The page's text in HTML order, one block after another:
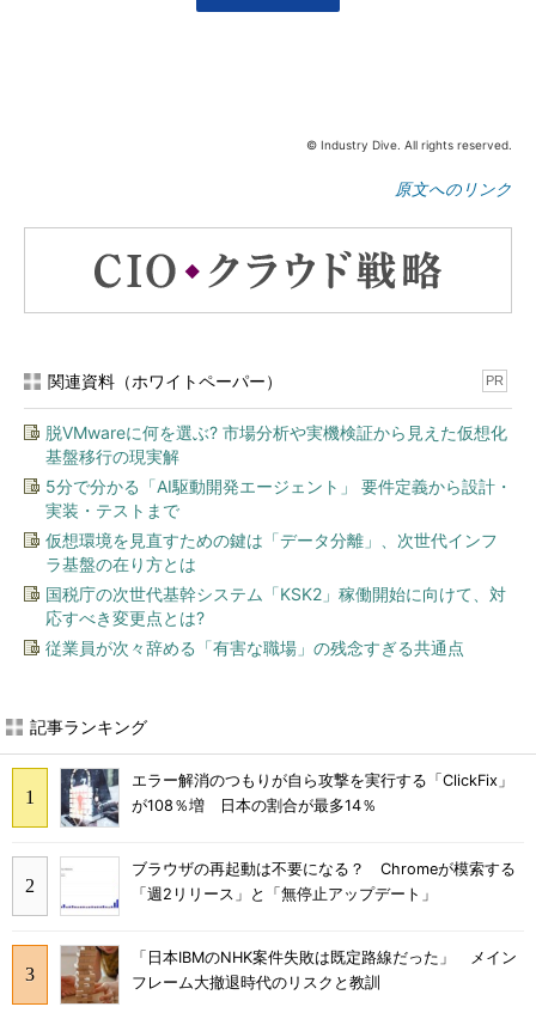
© Industry Dive. All rights reserved.
原文へのリンク
関連資料（ホワイトペーパー） PR
脱VMwareに何を選ぶ? 市場分析や実機検証から見えた仮想化
基盤移行の現実解
5分で分かる「AI駆動開発エージェント」 要件定義から設計・
実装・テストまで
仮想環境を見直すための鍵は「データ分離」、次世代インフ
ラ基盤の在り方とは
国税庁の次世代基幹システム「KSK2」稼働開始に向けて、対
応すべき変更点とは?
従業員が次々辞める「有害な職場」の残念すぎる共通点
記事ランキング
エラー解消のつもりが自ら攻撃を実行する「ClickFix」
が108％増 日本の割合が最多14％
ブラウザの再起動は不要になる？ Chromeが模索する
「週2リリース」と「無停止アップデート」
「日本IBMのNHK案件失敗は既定路線だった」 メイン
フレーム大撤退時代のリスクと教訓